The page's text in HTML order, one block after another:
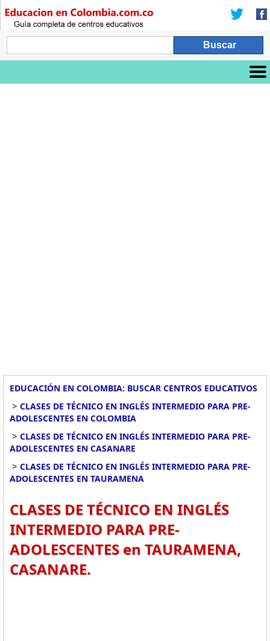
EDUCACIÓN EN COLOMBIA: BUSCAR CENTROS EDUCATIVOS
> CLASES DE TÉCNICO EN INGLÉS INTERMEDIO PARA PRE-
ADOLESCENTES EN COLOMBIA
> CLASES DE TÉCNICO EN INGLÉS INTERMEDIO PARA PRE-
ADOLESCENTES EN CASANARE
> CLASES DE TÉCNICO EN INGLÉS INTERMEDIO PARA PRE-
ADOLESCENTES EN TAURAMENA
CLASES DE TÉCNICO EN INGLÉS
INTERMEDIO PARA PRE-
ADOLESCENTES en TAURAMENA,
CASANARE.